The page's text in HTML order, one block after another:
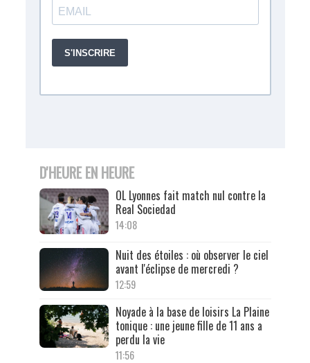
D'HEURE EN HEURE
OL Lyonnes fait match nul contre la
Real Sociedad
14:08
Nuit des étoiles : où observer le ciel
avant l'éclipse de mercredi ?
12:59
Noyade à la base de loisirs La Plaine
tonique : une jeune fille de 11 ans a
perdu la vie
11:56